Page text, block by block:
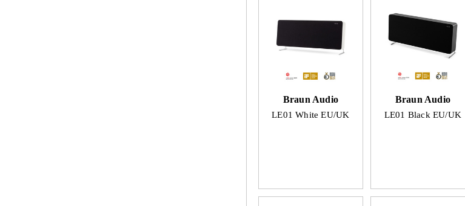
Braun Audio
LE01 White EU/UK
Braun Audio
LE01 Black EU/UK